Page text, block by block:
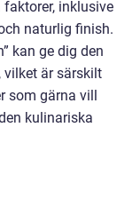
inklusive
naturlig finish.
kan ge dig den
vilket är särskilt
som gärna vill
kulinariska